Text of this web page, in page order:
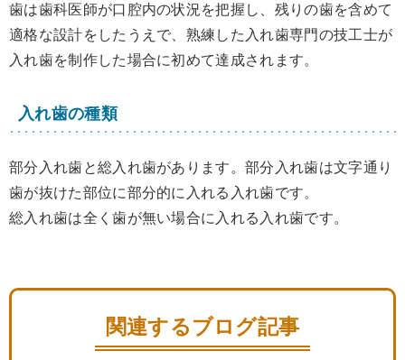
歯は歯科医師が口腔内の状況を把握し、残りの歯を含めて
適格な設計をしたうえで、熟練した入れ歯専門の技工士が
入れ歯を制作した場合に初めて達成されます。
入れ歯の種類
部分入れ歯と総入れ歯があります。部分入れ歯は文字通り
歯が抜けた部位に部分的に入れる入れ歯です。
総入れ歯は全く歯が無い場合に入れる入れ歯です。
関連するブログ記事